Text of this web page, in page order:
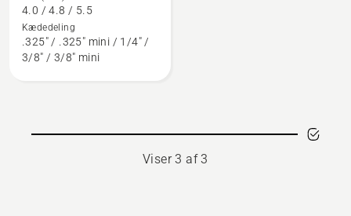
om
Filesæt
3/8"
4.0 / 4.8 / 5.5
Kædedeling
.325" / .325" mini / 1/4" /
3/8" / 3/8" mini
Viser 3 af 3